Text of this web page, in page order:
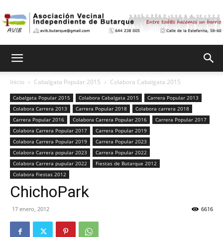
Vecinal
Independiente
Inicio Cabalgata Popular 2015 Colabora Cabalgata 2015
Cabalgata Popular 2015 Colabora Cabalgata 2015
Carrera Popular 2013
Colabora Carrera 2013
Carrera Popular 2018
Colabora carrera 2018
Carrera Popular 2016
Colabora Carrera Popular 2016
Carrera Popular 2017
Colabora Carrera Popular 2017
Carrera Popular 2019
Colabora Carrera Popular 2019
Carrera Popular 2023
Colabora Carrera popular 2023
Carrera Popular 2022
Colabora Carrera pupular 2022
Fiestas de Butarque 2012
Colabora Fiestas 2012
ChichoPark
17 enero, 2012 6616